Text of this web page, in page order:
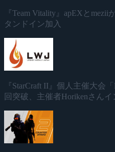
『Team Vitality』apEXと
タンドイン加入
『StarCraft II』個人主催大会
回突破、主催者Horikenさん